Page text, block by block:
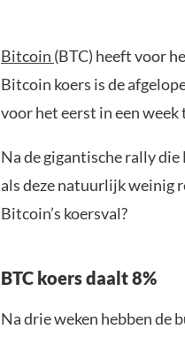
Bitcoin (BTC) heeft voor
Bitcoin koers is de
voor het eerst in een
Na de gigantische rally
als deze natuurlijk weinig
Bitcoin’s koersval?
BTC koers daalt 8%
Na drie weken hebben de